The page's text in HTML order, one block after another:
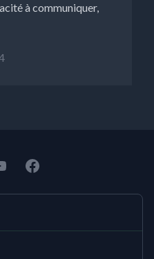
à communiquer,